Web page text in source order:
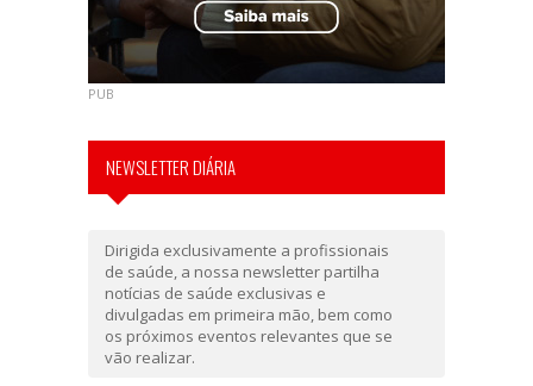
PUB
NEWSLETTER DIÁRIA
Dirigida exclusivamente a profissionais
de saúde, a nossa newsletter partilha
notícias de saúde exclusivas e
divulgadas em primeira mão, bem como
os próximos eventos relevantes que se
vão realizar.